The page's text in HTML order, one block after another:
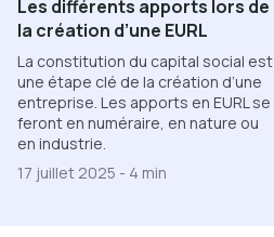
Les différents apports lors de
la création d’une EURL
La constitution du capital social est
une étape clé de la création d’une
entreprise. Les apports en EURL se
feront en numéraire, en nature ou
en industrie.
17 juillet 2025 - 4 min